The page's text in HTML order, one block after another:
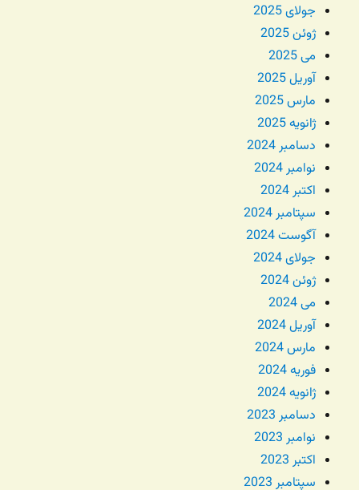
جولای 2025
ژوئن 2025
می 2025
آوریل 2025
مارس 2025
ژانویه 2025
دسامبر 2024
نوامبر 2024
اکتبر 2024
سپتامبر 2024
آگوست 2024
جولای 2024
ژوئن 2024
می 2024
آوریل 2024
مارس 2024
فوریه 2024
ژانویه 2024
دسامبر 2023
نوامبر 2023
اکتبر 2023
سپتامبر 2023